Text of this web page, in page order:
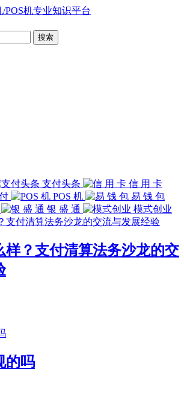
搜索
支付头条
信 用 卡
POS 机
易 钱 包
银 盛 通 模式创业
样？支付清算法务沙龙的交
的吗